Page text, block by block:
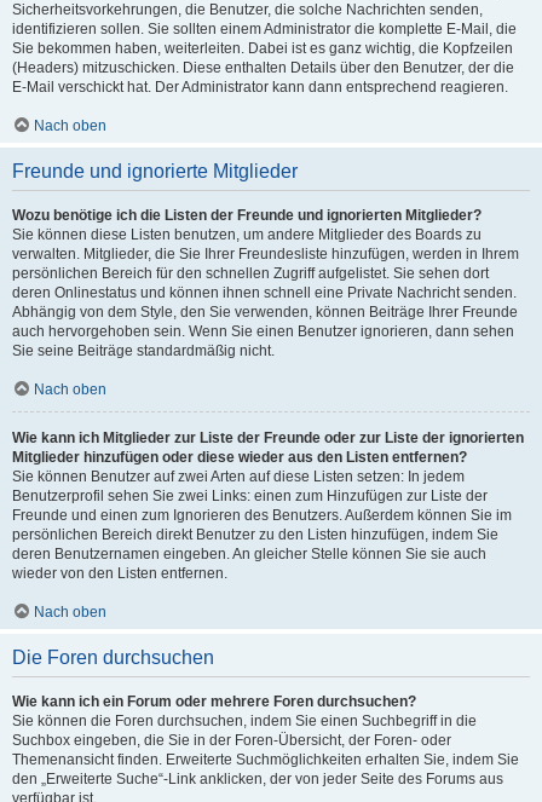
Sicherheitsvorkehrungen, die Benutzer, die solche Nachrichten senden,
identifizieren sollen. Sie sollten einem Administrator die komplette E-Mail, die
Sie bekommen haben, weiterleiten. Dabei ist es ganz wichtig, die Kopfzeilen
(Headers) mitzuschicken. Diese enthalten Details über den Benutzer, der die
E-Mail verschickt hat. Der Administrator kann dann entsprechend reagieren.
Nach oben
Freunde und ignorierte Mitglieder
Wozu benötige ich die Listen der Freunde und ignorierten Mitglieder?
Sie können diese Listen benutzen, um andere Mitglieder des Boards zu
verwalten. Mitglieder, die Sie Ihrer Freundesliste hinzufügen, werden in Ihrem
persönlichen Bereich für den schnellen Zugriff aufgelistet. Sie sehen dort
deren Onlinestatus und können ihnen schnell eine Private Nachricht senden.
Abhängig von dem Style, den Sie verwenden, können Beiträge Ihrer Freunde
auch hervorgehoben sein. Wenn Sie einen Benutzer ignorieren, dann sehen
Sie seine Beiträge standardmäßig nicht.
Nach oben
Wie kann ich Mitglieder zur Liste der Freunde oder zur Liste der ignorierten
Mitglieder hinzufügen oder diese wieder aus den Listen entfernen?
Sie können Benutzer auf zwei Arten auf diese Listen setzen: In jedem
Benutzerprofil sehen Sie zwei Links: einen zum Hinzufügen zur Liste der
Freunde und einen zum Ignorieren des Benutzers. Außerdem können Sie im
persönlichen Bereich direkt Benutzer zu den Listen hinzufügen, indem Sie
deren Benutzernamen eingeben. An gleicher Stelle können Sie sie auch
wieder von den Listen entfernen.
Nach oben
Die Foren durchsuchen
Wie kann ich ein Forum oder mehrere Foren durchsuchen?
Sie können die Foren durchsuchen, indem Sie einen Suchbegriff in die
Suchbox eingeben, die Sie in der Foren-Übersicht, der Foren- oder
Themenansicht finden. Erweiterte Suchmöglichkeiten erhalten Sie, indem Sie
den „Erweiterte Suche“-Link anklicken, der von jeder Seite des Forums aus
verfügbar ist.